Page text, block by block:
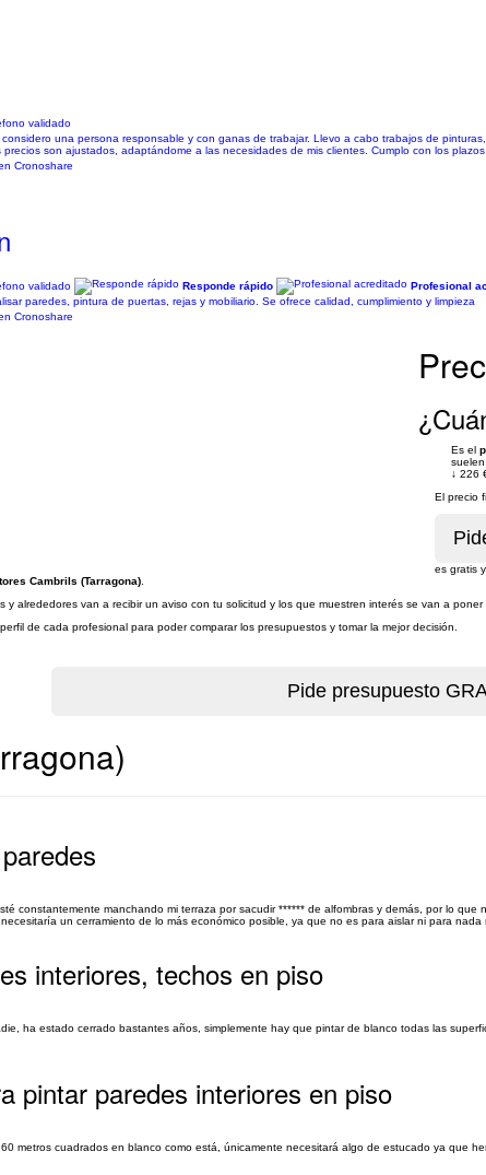
validado
una persona responsable y con ganas de trabajar. Llevo a cabo trabajos de
son ajustados, adaptándome a las necesidades de mis clientes. Cumplo con los plazos
Cronoshare
validado Responde rápido
Profesional
paredes, pintura de puertas, rejas y mobiliario. Se ofrece calidad, cumplimiento y limpieza
Cronoshare
Es el
↓ 226
El precio
es gratis
Cambrils (Tarragona)
y alrededores van a recibir un aviso con tu solicitud y los que muestren interés se van a
de cada profesional para poder comparar los presupuestos y tomar la mejor decisión.
constantemente manchando mi terraza por sacudir ****** de alfombras y demás, por lo que
un cerramiento de lo más económico posible, ya que no es para aislar ni para nada
interiores, techos en piso
ha estado cerrado bastantes años, simplemente hay que pintar de blanco todas las
pintar paredes interiores en piso
metros cuadrados en blanco como está, únicamente necesitará algo de estucado ya que